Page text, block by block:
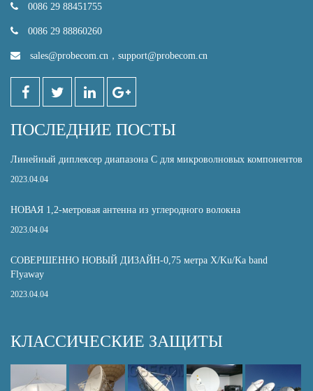
0086 29 88451755
0086 29 88860260
sales@probecom.cn ， support@probecom.cn
ПОСЛЕДНИЕ ПОСТЫ
Линейный диплексер диапазона С для микроволновых компонентов
2023.04.04
НОВАЯ 1,2-метровая антенна из углеродного волокна
2023.04.04
СОВЕРШЕННО НОВЫЙ ДИЗАЙН-0,75 метра X/Ku/Ka band
Flyaway
2023.04.04
КЛАССИЧЕСКИЕ ЗАЩИТЫ